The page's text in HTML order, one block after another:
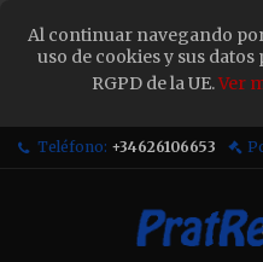
Al continuar navegando
uso de cookies y sus
RGPD de la UE.Ver
Teléfono: +34626106653
Sign in
You need to be logged
wish list.